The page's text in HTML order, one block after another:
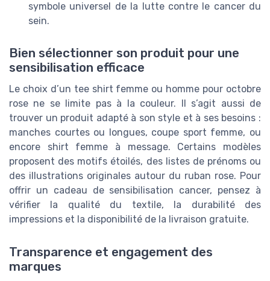
symbole universel de la lutte contre le cancer du
sein.
Bien sélectionner son produit pour une
sensibilisation efficace
Le choix d’un tee shirt femme ou homme pour octobre
rose ne se limite pas à la couleur. Il s’agit aussi de
trouver un produit adapté à son style et à ses besoins :
manches courtes ou longues, coupe sport femme, ou
encore shirt femme à message. Certains modèles
proposent des motifs étoilés, des listes de prénoms ou
des illustrations originales autour du ruban rose. Pour
offrir un cadeau de sensibilisation cancer, pensez à
vérifier la qualité du textile, la durabilité des
impressions et la disponibilité de la livraison gratuite.
Transparence et engagement des
marques